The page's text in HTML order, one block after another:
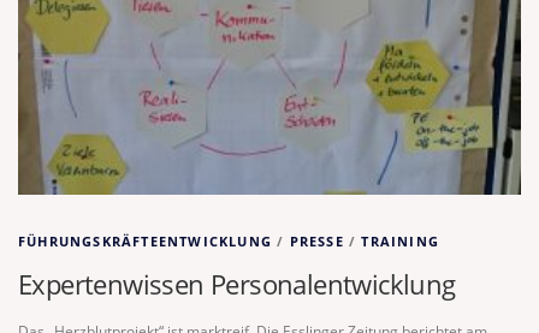
FÜHRUNGSKRÄFTEENTWICKLUNG / PRESSE /TRAINING
Expertenwissen Personalentwicklung